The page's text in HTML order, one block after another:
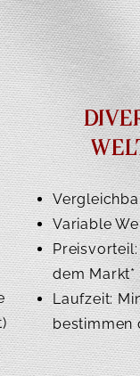
Variable
dem Markt*
Laufzeit:
bestimmen